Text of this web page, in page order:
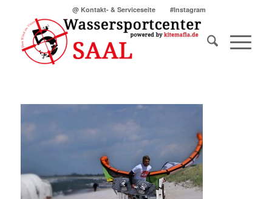
@ Kontakt- & Serviceseite #Instagram